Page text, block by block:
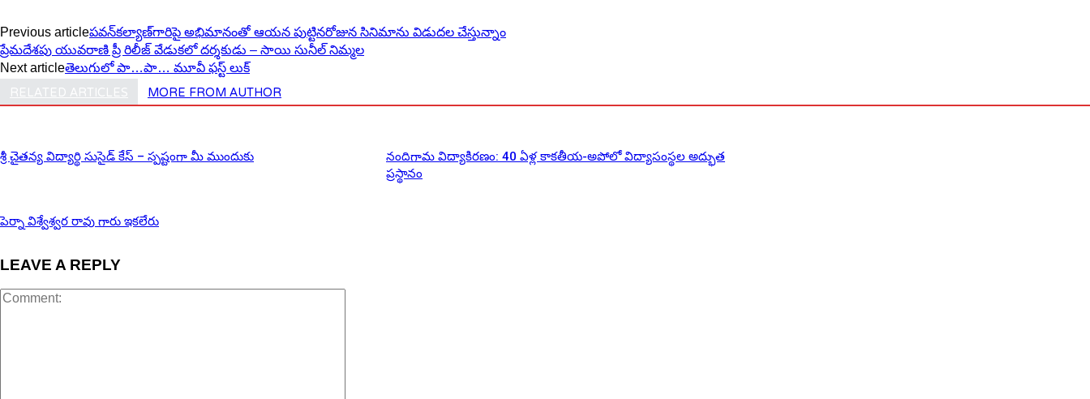
Previous articleపవన్‌కల్యాణ్‌గారిపై అభిమానంతో ఆయన పుట్టినరోజున సినిమాను విడుదల చేస్తున్నాం
ప్రేమదేశపు యువరాణి ప్రీ రిలీజ్‌ వేడుకలో దర్శకుడు – సాయి సునీల్‌ నిమ్మల
Next articleతెలుగులో పా…పా… మూవీ ఫస్ట్ లుక్
RELATED ARTICLES MORE FROM AUTHOR
శ్రీ చైతన్య విద్యార్థి సుసైడ్ కేస్ – స్పష్టంగా మీ ముందుకు
నందిగామ విద్యాకిరణం: 40 ఏళ్ల కాకతీయ-అపోలో విద్యాసంస్థల అద్భుత
ప్రస్థానం
పెర్నా విశ్వేశ్వర రావు గారు ఇకలేరు
LEAVE A REPLY